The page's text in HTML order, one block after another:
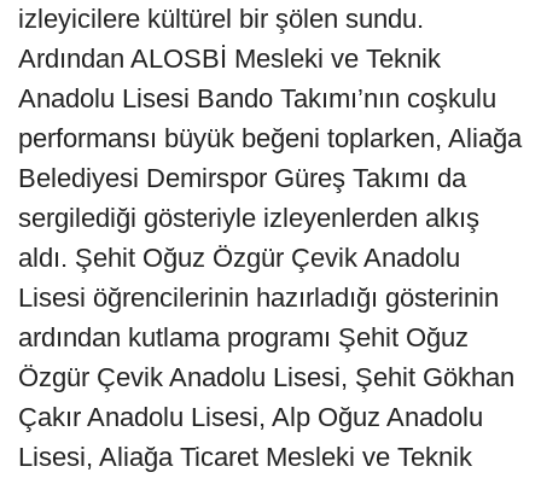
izleyicilere kültürel bir şölen sundu.
Ardından ALOSBİ Mesleki ve Teknik
Anadolu Lisesi Bando Takımı’nın coşkulu
performansı büyük beğeni toplarken, Aliağa
Belediyesi Demirspor Güreş Takımı da
sergilediği gösteriyle izleyenlerden alkış
aldı. Şehit Oğuz Özgür Çevik Anadolu
Lisesi öğrencilerinin hazırladığı gösterinin
ardından kutlama programı Şehit Oğuz
Özgür Çevik Anadolu Lisesi, Şehit Gökhan
Çakır Anadolu Lisesi, Alp Oğuz Anadolu
Lisesi, Aliağa Ticaret Mesleki ve Teknik